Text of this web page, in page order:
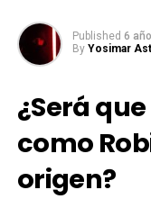
Published 6
By Yosimar
¿Será
como
origen?